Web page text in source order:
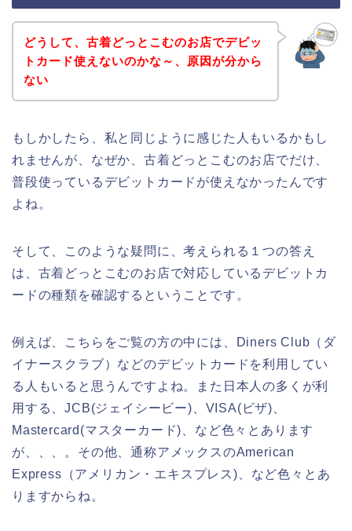
どうして、古着どっとこむのお店でデビッ
トカード使えないのかな～、原因が分から
ない
もしかしたら、私と同じように感じた人もいるかもし
れませんが、なぜか、古着どっとこむのお店でだけ、
普段使っているデビットカードが使えなかったんです
よね。
そして、このような疑問に、考えられる１つの答え
は、古着どっとこむのお店で対応しているデビットカ
ードの種類を確認するということです。
例えば、こちらをご覧の方の中には、Diners Club（ダ
イナースクラブ）などのデビットカードを利用してい
る人もいると思うんですよね。また日本人の多くが利
用する、JCB(ジェイシービー)、VISA(ビザ)、
Mastercard(マスターカード)、など色々とあります
が、、、。その他、通称アメックスのAmerican
Express（アメリカン・エキスプレス)、など色々とあ
りますからね。